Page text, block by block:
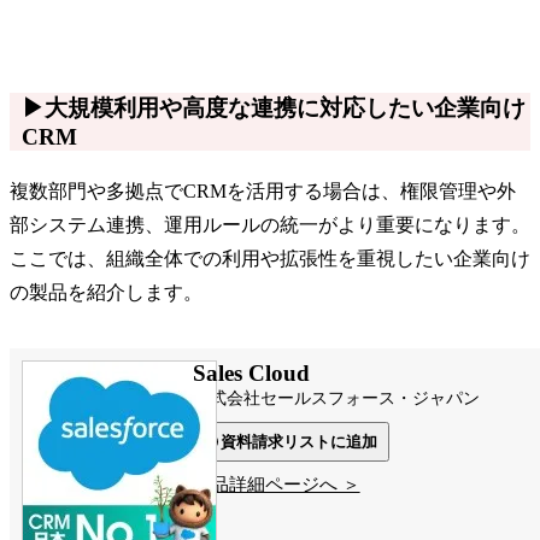
▶大規模利用や高度な連携に対応したい企業向け
CRM
複数部門や多拠点でCRMを活用する場合は、権限管理や外
部システム連携、運用ルールの統一がより重要になります。
ここでは、組織全体での利用や拡張性を重視したい企業向け
の製品を紹介します。
Sales Cloud
株式会社セールスフォース・ジャパン
資料請求リストに追加
製品詳細ページへ ＞